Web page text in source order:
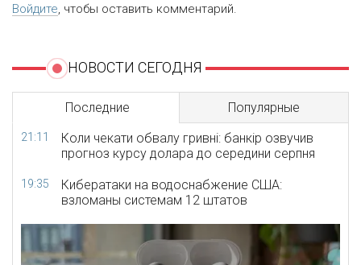
Войдите, чтобы оставить комментарий.
НОВОСТИ СЕГОДНЯ
Последние Популярные
21:11
Коли чекати обвалу гривні: банкір озвучив
прогноз курсу долара до середини серпня
19:35
Кибератаки на водоснабжение США:
взломаны системам 12 штатов